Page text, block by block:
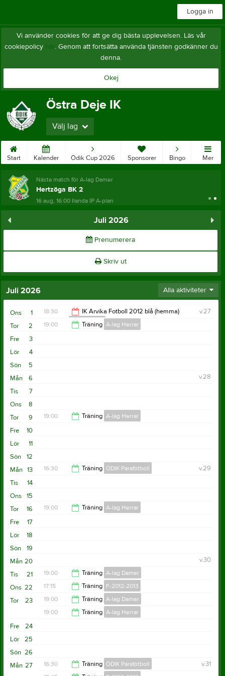
Logga in
Vi använder cookies för att ge dig bästa upplevelsen. Läs vår
cookiepolicy här. Genom att fortsätta använda tjänsten godkänner du
denna.
Okej
Östra Deje IK
Välj lag
Start Kalender Ödik Cup 2026 Sponsorer Bingo Mer
Nästa match för A-lag Damer
Hertzöga BK 2
16 aug, 16:00 Ilanda IP A-plan
Juli 2026
Prenumerera
Skriv ut
Juli 2026 Alla aktiviteter
1
Ons v.27
18:30
IK Arvika Fotboll 2012 blå (hemma)
F-2012-2013
2
Tor 19:00 Träning A-lag Herrar
3
Fre
4
Lör
5
Sön
6
Mån
v.28
7
Tis
8
Ons
9
Tor 19:00 Träning A-lag Herrar
10
Fre
11
Lör
12
Sön
13
Mån v.29
16:30 Träning ÖDIK Parafotboll
14
Tis
15
Ons
16
Tor 19:00 Träning A-lag Herrar
17
Fre
18
Lör
19
Sön
20
Mån
v.30
21
Tis 19:00 Träning A-lag Damer
20:30
22
Ons 17:15 Träning F-2012-2013
19:00
23
Tor 19:00 Träning A-lag Damer
19:00 Träning A-lag Herrar
24
Fre
25
Lör
26
Sön
27
Mån v.31
16:30 Träning ÖDIK Parafotboll